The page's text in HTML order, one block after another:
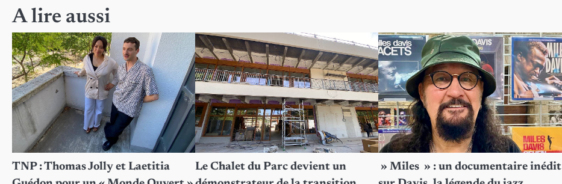
l’article
A lire aussi
TNP : Thomas Jolly et Laetitia
Le Chalet du Parc devient un
» Miles » : un documentaire inédit